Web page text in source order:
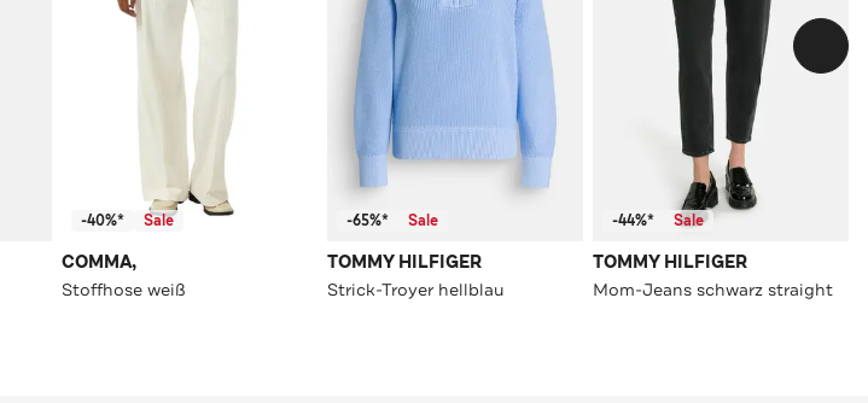
-40%* Sale
COMMA,
Stoffhose weiß
-65%* Sale
TOMMY HILFIGER
Strick-Troyer hellblau
-44%* Sale
TOMMY HILFIGER
Mom-Jeans schwarz straight